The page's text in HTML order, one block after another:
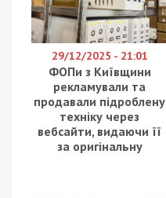
29/12/2025 - 21:01
ФОПи з Київщини
рекламували та
продавали підроблену
техніку через
вебсайти, видаючи її
за оригінальну